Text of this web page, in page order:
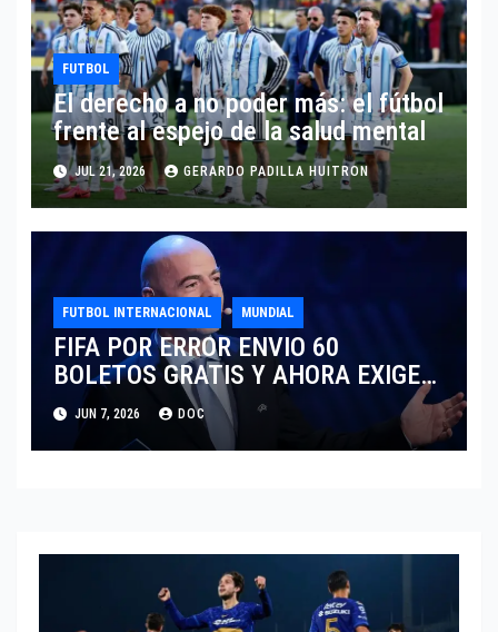
FUTBOL
El derecho a no poder más: el fútbol
frente al espejo de la salud mental
JUL 21, 2026 GERARDO PADILLA HUITRON
FUTBOL INTERNACIONAL MUNDIAL
FIFA POR ERROR ENVIO 60
BOLETOS GRATIS Y AHORA EXIGE
COBRO.
JUN 7, 2026 DOC